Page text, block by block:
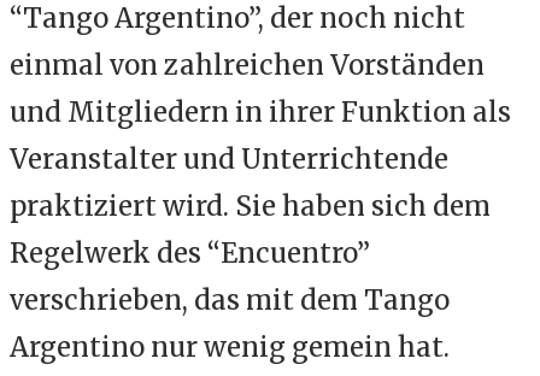
“Tango Argentino”, der noch nicht
einmal von zahlreichen Vorständen
und Mitgliedern in ihrer Funktion als
Veranstalter und Unterrichtende
praktiziert wird. Sie haben sich dem
Regelwerk des “Encuentro”
verschrieben, das mit dem Tango
Argentino nur wenig gemein hat.